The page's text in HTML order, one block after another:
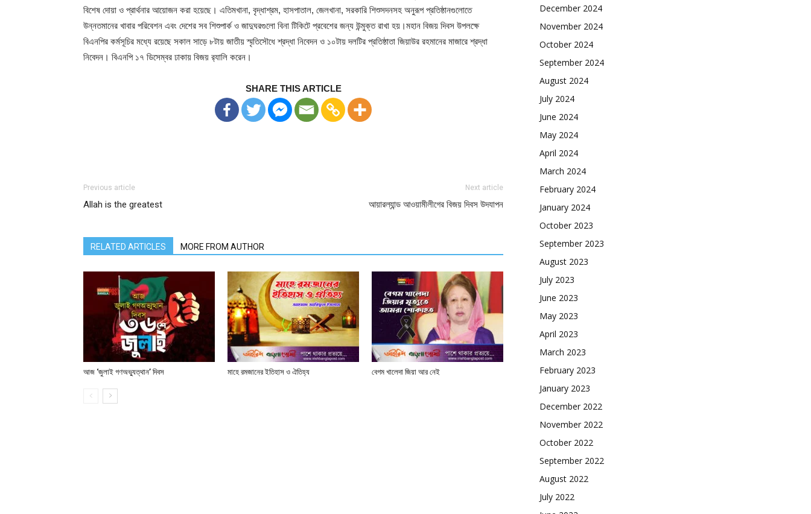
বিশেষ দোয়া ও প্রার্থনার আয়োজন করা হয়েছে। এতিমখানা, বৃদ্ধাশ্রম, হাসপাতাল, জেলখানা, সরকারি শিশুসদনসহ অনুরূপ প্রতিষ্ঠানগুলোতে
উন্নতমানের খাবার পরিবেশন এবং দেশের সব শিশুপার্ক ও জাদুঘরগুলো বিনা টিকিটে প্রবেশের জন্য উন্মুক্ত রাখা হয়।মহান বিজয় দিবস উপলক্ষে
বিএনপির কর্মসূচির মধ্যে রয়েছে সকাল সাড়ে ৮টায় জাতীয় স্মৃতিসৌধে শ্রদ্ধা নিবেদন ও ১০টায় দলটির প্রতিষ্ঠাতা জিয়াউর রহমানের মাজারে শ্রদ্ধা
নিবেদন। বিএনপি ১৭ ডিসেম্বর ঢাকায় বিজয় র‌্যালি করেন।
SHARE THIS ARTICLE
Previous article
Allah is the greatest
Next article
আয়ারল্যান্ড আওয়ামীলীগের বিজয় দিবস উদযাপন
RELATED ARTICLES MORE FROM AUTHOR
আজ ‘জুলাই গণঅভ্যুত্থান’ দিবস মাহে রমজানের ইতিহাস ও ঐতিহ্য বেগম খালেদা জিয়া আর নেই
December 2024
November 2024
October 2024
September 2024
August 2024
July 2024
June 2024
May 2024
April 2024
March 2024
February 2024
January 2024
October 2023
September 2023
August 2023
July 2023
June 2023
May 2023
April 2023
March 2023
February 2023
January 2023
December 2022
November 2022
October 2022
September 2022
August 2022
July 2022